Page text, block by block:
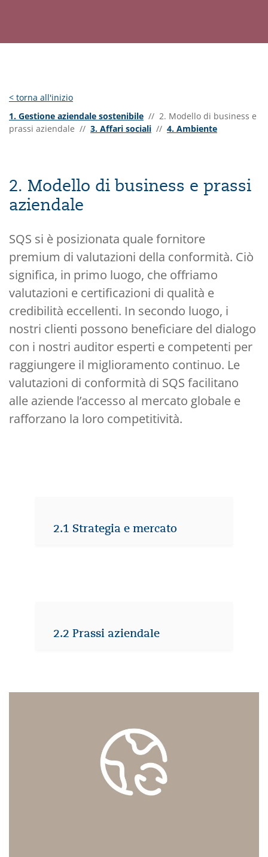
< torna all'inizio
1. Gestione aziendale sostenibile // 2. Modello di business e
prassi aziendale // 3. Affari sociali // 4. Ambiente
2. Modello di business e prassi
aziendale
SQS si è posizionata quale fornitore
premium di valutazioni della conformità. Ciò
significa, in primo luogo, che offriamo
valutazioni e certificazioni di qualità e
credibilità eccellenti. In secondo luogo, i
nostri clienti possono beneficiare del dialogo
con i nostri auditor esperti e competenti per
raggiungere il miglioramento continuo. Le
valutazioni di conformità di SQS facilitano
alle aziende l’accesso al mercato globale e
rafforzano la loro competitività.
2.1 Strategia e mercato
2.2 Prassi aziendale